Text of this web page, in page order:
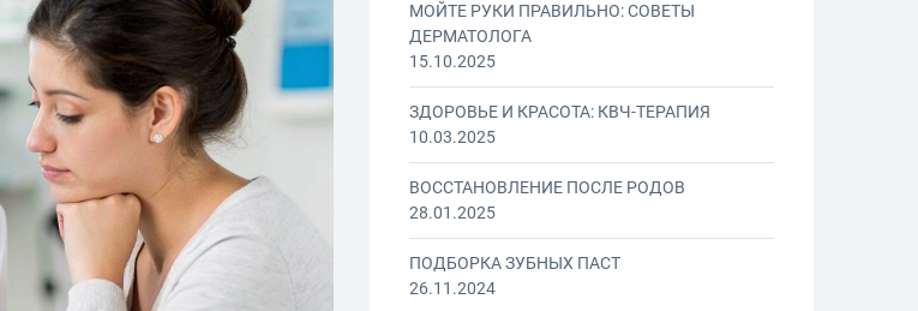
МОЙТЕ РУКИ ПРАВИЛЬНО: СОВЕТЫ
ДЕРМАТОЛОГА
15.10.2025
ЗДОРОВЬЕ И КРАСОТА: КВЧ-ТЕРАПИЯ
10.03.2025
ВОССТАНОВЛЕНИЕ ПОСЛЕ РОДОВ
28.01.2025
ПОДБОРКА ЗУБНЫХ ПАСТ
26.11.2024